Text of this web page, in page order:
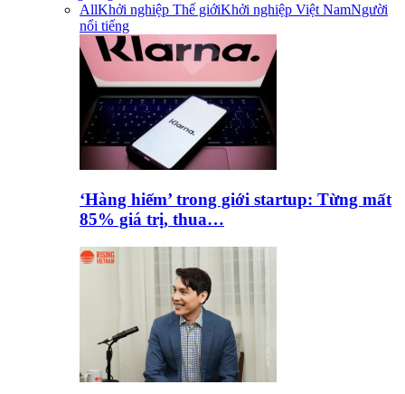
AllKhởi nghiệp Thế giớiKhởi nghiệp Việt NamNgười
nổi tiếng
‘Hàng hiếm’ trong giới startup: Từng mất
85% giá trị, thua…